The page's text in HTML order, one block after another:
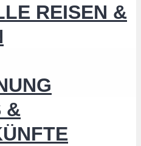
REISEN &
&